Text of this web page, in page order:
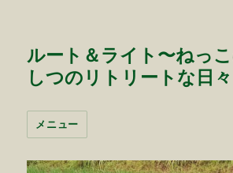
ルート＆ライト〜ねっ
しつのリトリートな日々
メニュー